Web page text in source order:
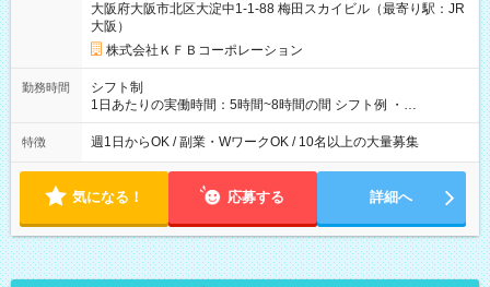
大阪府大阪市北区大淀中1-1-88 梅田スカイビル（最寄り駅：JR
大阪）
株式会社ＫＦＢコーポレーション
勤務時間
シフト制
1日あたりの実働時間：5時間~8時間の間 シフト例 ・
9:30~18:00 実働7.5時間 ・9:30~14:30 実働5時間 ・
16:00~21:30 実働5.5時間
特徴 週1日からOK / 副業・WワークOK / 10名以上の大量募集
気になる！ 応募する 詳細へ